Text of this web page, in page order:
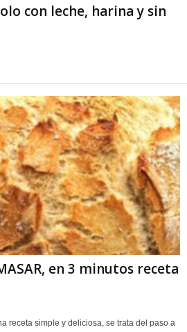
con leche, harina y sin
en 3 minutos receta
receta simple y deliciosa, se trata del paso a